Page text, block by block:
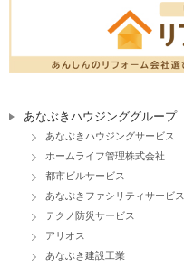
あなぶきハウジンググループ
あなぶきハウジングサービス
ホームライフ管理株式会社
都市ビルサービス
あなぶきファシリティサービス
テクノ防災サービス
アリオス
あなぶき建設工業